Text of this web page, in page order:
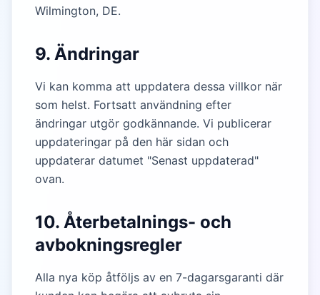
Wilmington, DE.
9. Ändringar
Vi kan komma att uppdatera dessa villkor när
som helst. Fortsatt användning efter
ändringar utgör godkännande. Vi publicerar
uppdateringar på den här sidan och
uppdaterar datumet "Senast uppdaterad"
ovan.
10. Återbetalnings- och
avbokningsregler
Alla nya köp åtföljs av en 7-dagarsgaranti där